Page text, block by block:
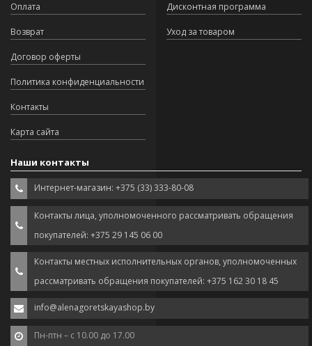
Оплата
Возврат
Договор оферты
Политика конфиденциальности
Контакты
Карта сайта
Дисконтная программа
Уход за товаром
Наши контакты
Интернет-магазин: +375 (33) 333-80-08
Контакты лица, уполномоченного рассматривать обращения
покупателей: +375 29 145 06 00
Контакты местных исполнительных органов, уполномоченных
рассматривать обращения покупателей: +375 162 30 18 45
info@alenagoretskayashop.by
Пн-птн – с 10.00 до 17.00